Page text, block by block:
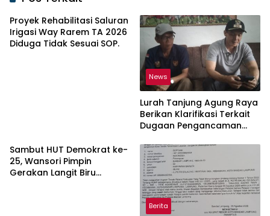
Proyek Rehabilitasi Saluran
Irigasi Way Rarem TA 2026
Diduga Tidak Sesuai SOP.
News
Lurah Tanjung Agung Raya
Berikan Klarifikasi Terkait
Dugaan Pengancaman
Berujung Laporan ke Polisi
Sambut HUT Demokrat ke-
25, Wansori Pimpin
Gerakan Langit Biru
Berita